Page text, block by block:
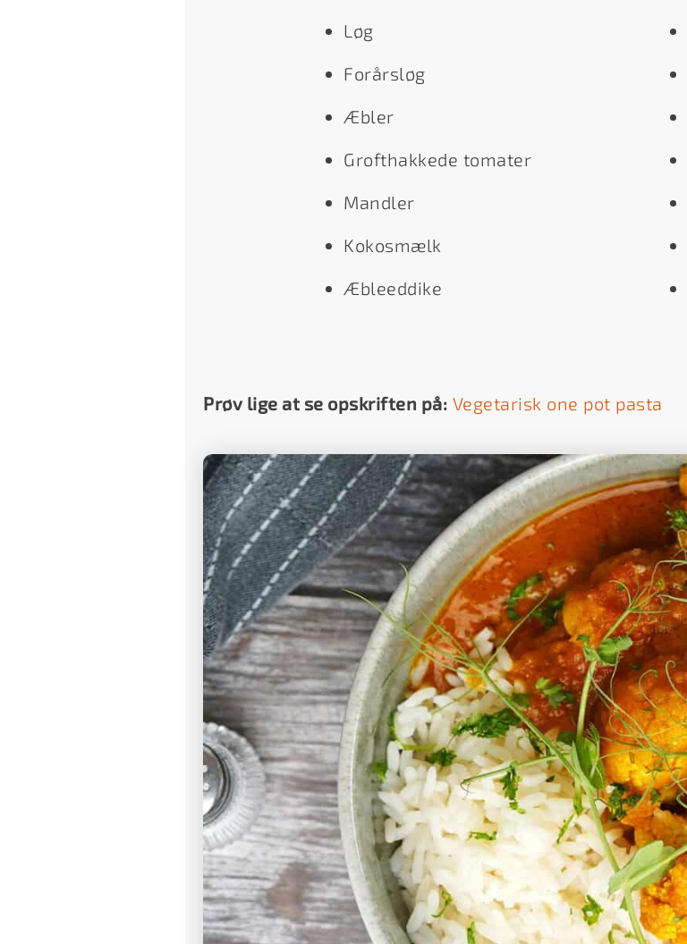
Løg
Forårsløg
Æbler
Grofthakkede tomater
Mandler
Kokosmælk
Æbleeddike
Prøv lige at se opskriften på: Vegetarisk one pot pasta